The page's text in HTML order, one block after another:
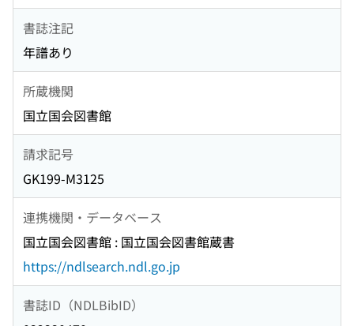
書誌注記
年譜あり
所蔵機関
国立国会図書館
請求記号
GK199-M3125
連携機関・データベース
国立国会図書館 : 国立国会図書館蔵書
https://ndlsearch.ndl.go.jp
書誌ID（NDLBibID）